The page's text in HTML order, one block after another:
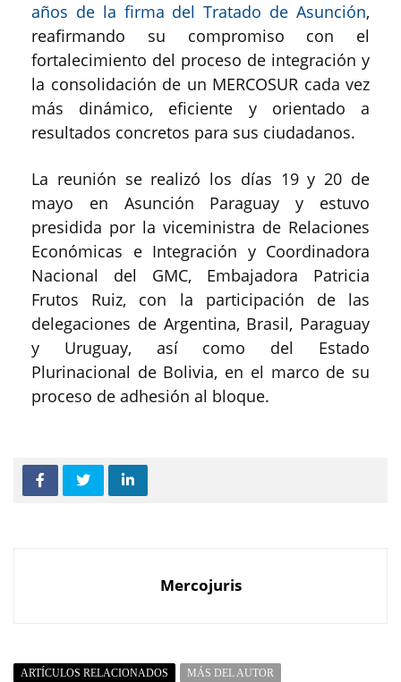
años de la firma del Tratado de Asunción,
reafirmando su compromiso con el
fortalecimiento del proceso de integración y
la consolidación de un MERCOSUR cada vez
más dinámico, eficiente y orientado a
resultados concretos para sus ciudadanos.
La reunión se realizó los días 19 y 20 de
mayo en Asunción Paraguay y estuvo
presidida por la viceministra de Relaciones
Económicas e Integración y Coordinadora
Nacional del GMC, Embajadora Patricia
Frutos Ruiz, con la participación de las
delegaciones de Argentina, Brasil, Paraguay
y Uruguay, así como del Estado
Plurinacional de Bolivia, en el marco de su
proceso de adhesión al bloque.
Mercojuris
ARTÍCULOS RELACIONADOS
MÁS DEL AUTOR